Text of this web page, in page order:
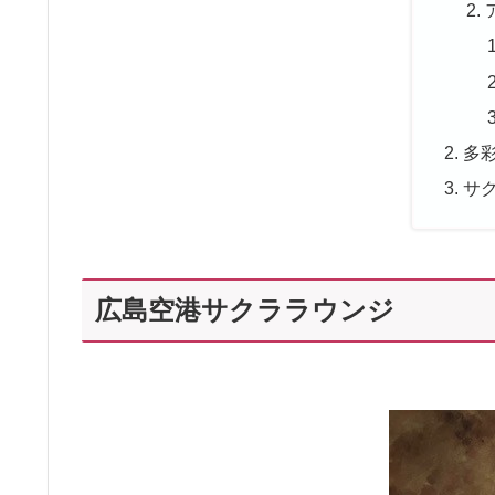
多
サ
広島空港サクララウンジ